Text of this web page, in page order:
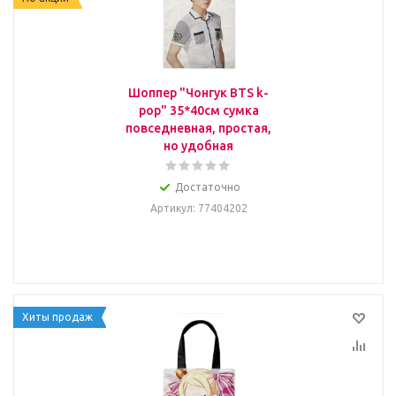
Шоппер "Чонгук BTS k-
pop" 35*40см сумка
повседневная, простая,
но удобная
Достаточно
Артикул: 77404202
Хиты продаж